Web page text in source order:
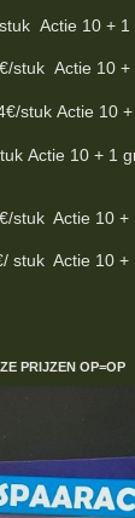
Actie 10 + 1
Actie 10 +
Actie 10 +
Actie 10 + 1
Actie 10 +
stuk Actie 10
PRIJZEN OP=OP